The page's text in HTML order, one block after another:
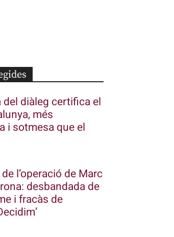
del diàleg certifica el
més
i sotmesa que el
l’operació de Marc
desbandada de
i fracàs de